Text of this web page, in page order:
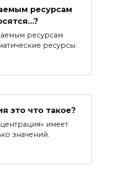
ресурсам
ресурсам
ресурсы.
это что такое?
имеет
значений.